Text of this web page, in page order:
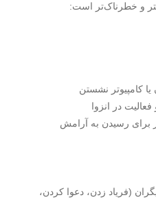
و خطرناک‌تر است:
کامپیوتر نشستن
در انزوا
برای رسیدن به آرامش
(فریاد زدن، دعوا کردن،